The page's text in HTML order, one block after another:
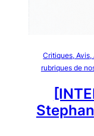
Critiques,
rubriques de